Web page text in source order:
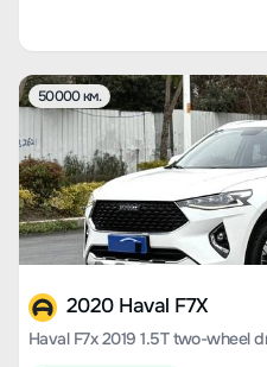
50000 км.
2020 Haval F7X